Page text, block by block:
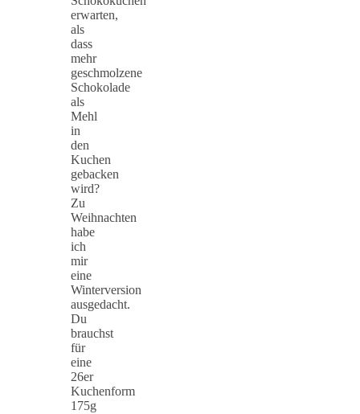
erwarten,
als
dass
mehr
geschmolzene
Schokolade
als
Mehl
in
den
Kuchen
gebacken
wird?
Zu
Weihnachten
habe
ich
mir
eine
Winterversion
ausgedacht.
Du
brauchst
für
eine
26er
Kuchenform
175g